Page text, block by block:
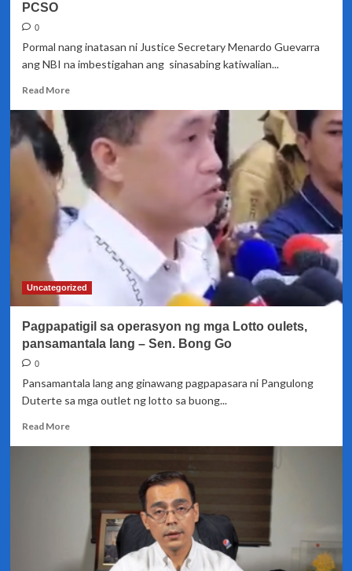
mga
nakabinbing
cases
PCSO
0
Pormal nang inatasan ni Justice Secretary Menardo Guevarra
ang NBI na imbestigahan ang sinasabing katiwalian...
Read MoreRead
DOJ
pormal
nang
inatasan
NBI
na
imbestigahan
ng
katiwalian
PCSO
Uncategorized
Pagpapatigil sa operasyon ng mga Lotto oulets,
pansamantala lang – Sen. Bong Go
0
Pansamantala lang ang ginawang pagpapasara ni Pangulong
Duterte sa mga outlet ng lotto sa buong...
Read MoreRead
Lotto
oulets,